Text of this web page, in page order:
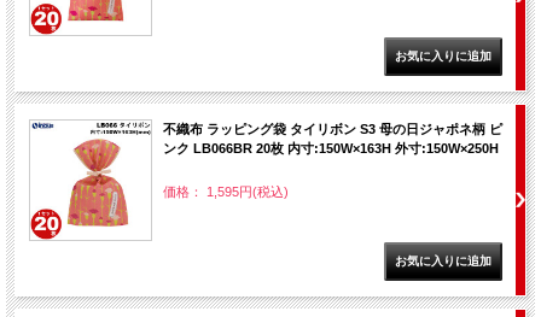
不織布 ラッピング袋 タイリボン S3 母の日ジャポネ柄 ピ
ンク LB066BR 20枚 内寸:150W×163H 外寸:150W×250H
価格： 1,595円(税込)